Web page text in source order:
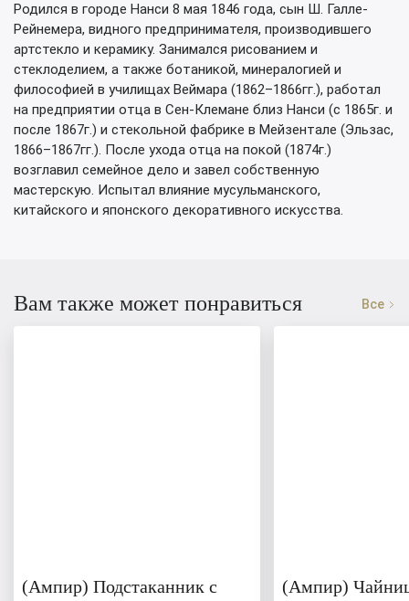
Родился в городе Нанси 8 мая 1846 года, сын Ш. Галле-
Рейнемера, видного предпринимателя, производившего
артстекло и керамику. Занимался рисованием и
стеклоделием, а также ботаникой, минералогией и
философией в училищах Веймара (1862–1866гг.), работал
на предприятии отца в Сен-Клемане близ Нанси (с 1865г. и
после 1867г.) и стекольной фабрике в Мейзентале (Эльзас,
1866–1867гг.). После ухода отца на покой (1874г.)
возглавил семейное дело и завел собственную
мастерскую. Испытал влияние мусульманского,
китайского и японского декоративного искусства.
Вам также может понравиться Все
(Ампир) Подстаканник с
(Ампир)